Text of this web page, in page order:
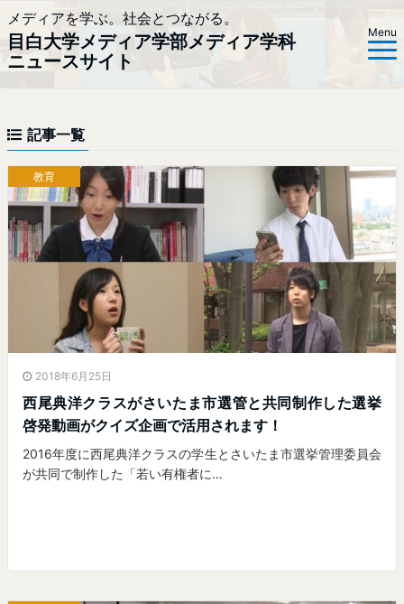
メディアを学ぶ。社会とつながる。
目白大学メディア学部メディア学科
ニュースサイト
Menu
記事一覧
教育
2018年6月25日
西尾典洋クラスがさいたま市選管と共同制作した選挙
啓発動画がクイズ企画で活用されます！
2016年度に西尾典洋クラスの学生とさいたま市選挙管理委員会
が共同で制作した「若い有権者に…